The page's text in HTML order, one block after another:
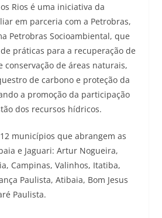
Rios é uma iniciativa da
em parceria com a Petrobras,
Petrobras Socioambiental, que
práticas para a recuperação de
conservação de áreas naturais,
de carbono e proteção da
a promoção da participação
dos recursos hídricos.
municípios que abrangem as
e Jaguari: Artur Nogueira,
Campinas, Valinhos, Itatiba,
Paulista, Atibaia, Bom Jesus
Paulista.